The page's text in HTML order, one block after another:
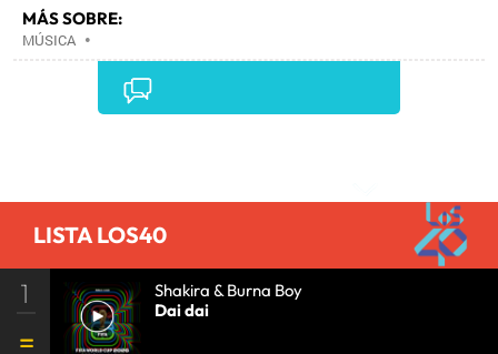
MÁS SOBRE:
MÚSICA •
LISTA LOS40
1
Shakira & Burna Boy
Dai dai